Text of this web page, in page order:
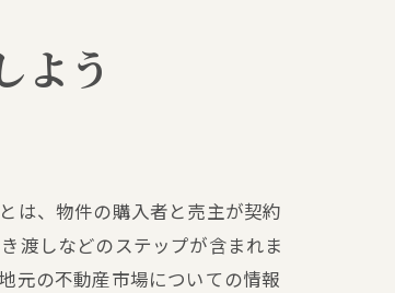
よう
は、物件の購入者と売主が契約
渡しなどのステップが含まれま
元の不動産市場についての情報